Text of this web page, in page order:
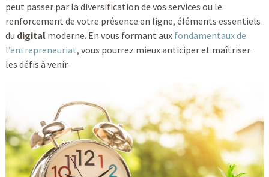
peut passer par la diversification de vos services ou le
renforcement de votre présence en ligne, éléments essentiels
du digitalmoderne. En vous formant aux fondamentaux de
l’entrepreneuriat, vous pourrez mieux anticiper et maîtriser
les défis à venir.